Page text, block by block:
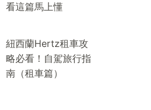
看這篇馬上懂
紐西蘭Hertz租車攻
略必看！自駕旅行指
南（租車篇）